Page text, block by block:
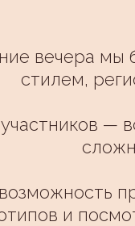
вечера мы
стилем,
участников —
и